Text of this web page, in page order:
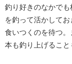
釣り好きのなかで
を釣って活かして
食いつくのを待つ
本も釣り上げること